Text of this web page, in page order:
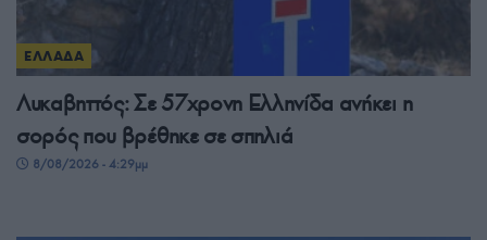
ΕΛΛΑΔΑ
Λυκαβηττός: Σε 57χρονη Ελληνίδα ανήκει η
σορός που βρέθηκε σε σπηλιά
8/08/2026 - 4:29μμ